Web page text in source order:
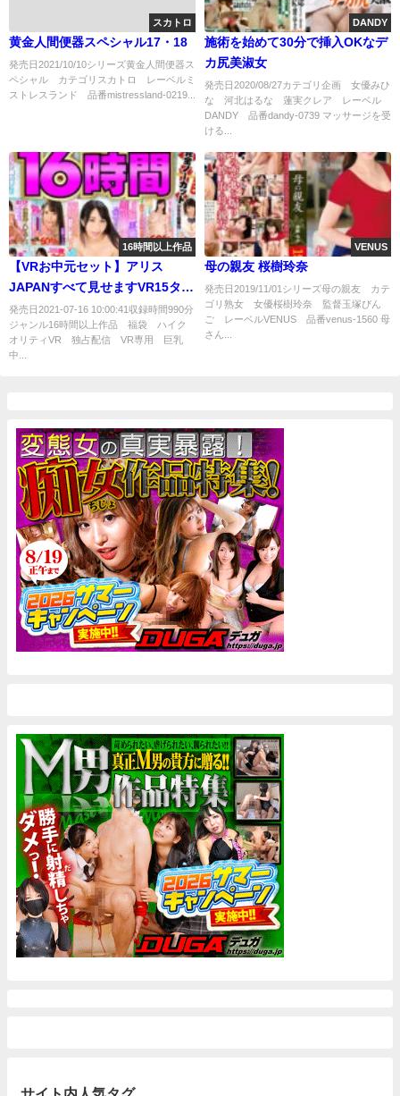
スカトロ
黄金人間便器スペシャル17・18
発売日2021/10/10シリーズ黄金人間便器ス
ペシャル カテゴリスカトロ レーベルミ
ストレスランド 品番mistressland-0219...
DANDY
施術を始めて30分で挿入OKなデ
カ尻美淑女
発売日2020/08/27カテゴリ企画 女優みひ
な 河北はるな 蓮実クレア レーベル
DANDY 品番dandy-0739 マッサージを受
ける...
16時間以上作品
【VRお中元セット】アリス
JAPANすべて見せますVR15タイ
トル丸ごと収録16時間2
発売日2021-07-16 10:00:41収録時間990分
ジャンル16時間以上作品 福袋 ハイク
オリティVR 独占配信 VR専用 巨乳
中...
VENUS
母の親友 桜樹玲奈
発売日2019/11/01シリーズ母の親友 カテ
ゴリ熟女 女優桜樹玲奈 監督玉塚びん
ご レーベルVENUS 品番venus-1560 母
さん...